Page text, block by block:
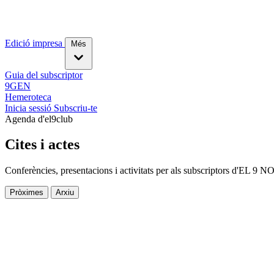
Edició impresa Més
Guia del subscriptor
9GEN
Hemeroteca
Inicia sessió Subscriu-te
Agenda d'el9club
Cites i actes
Conferències, presentacions i activitats per als subscriptors d'EL 9
Pròximes Arxiu